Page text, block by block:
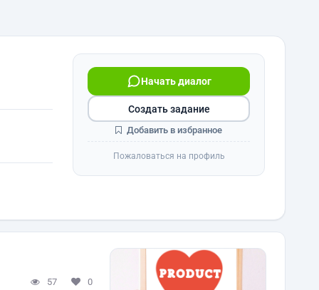
Начать диалог
Создать задание
Добавить в избранное
Пожаловаться на профиль
57 0